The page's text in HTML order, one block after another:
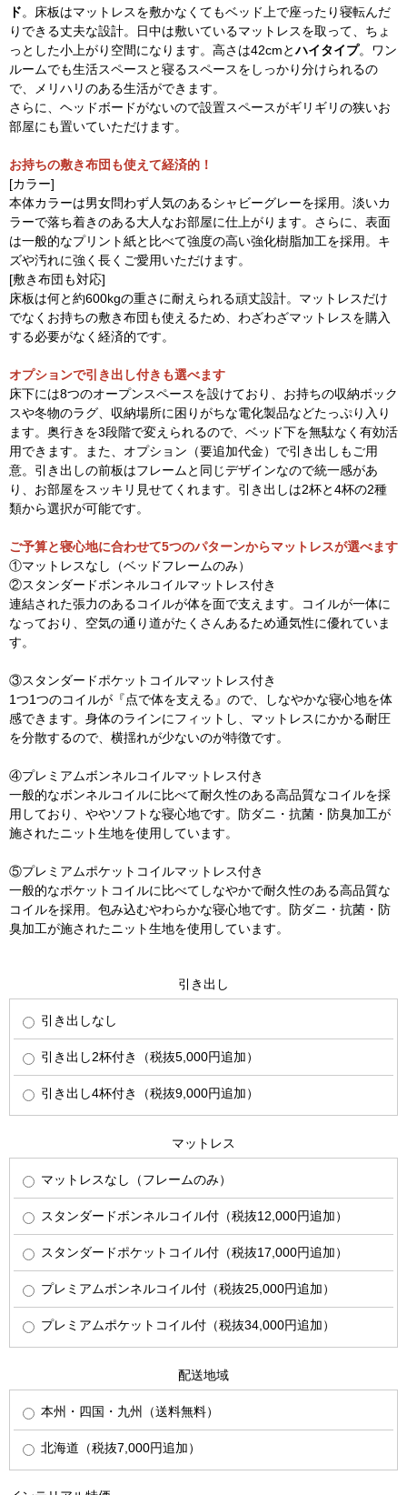
ド。床板はマットレスを敷かなくてもベッド上で座ったり寝転んだ
りできる丈夫な設計。日中は敷いているマットレスを取って、ちょ
っとした小上がり空間になります。高さは42cmとハイタイプ。ワン
ルームでも生活スペースと寝るスペースをしっかり分けられるの
で、メリハリのある生活ができます。
さらに、ヘッドボードがないので設置スペースがギリギリの狭いお
部屋にも置いていただけます。
お持ちの敷き布団も使えて経済的！
[カラー]
本体カラーは男女問わず人気のあるシャビーグレーを採用。淡いカ
ラーで落ち着きのある大人なお部屋に仕上がります。さらに、表面
は一般的なプリント紙と比べて強度の高い強化樹脂加工を採用。キ
ズや汚れに強く長くご愛用いただけます。
[敷き布団も対応]
床板は何と約600kgの重さに耐えられる頑丈設計。マットレスだけ
でなくお持ちの敷き布団も使えるため、わざわざマットレスを購入
する必要がなく経済的です。
オプションで引き出し付きも選べます
床下には8つのオープンスペースを設けており、お持ちの収納ボック
スや冬物のラグ、収納場所に困りがちな電化製品などたっぷり入り
ます。奥行きを3段階で変えられるので、ベッド下を無駄なく有効活
用できます。また、オプション（要追加代金）で引き出しもご用
意。引き出しの前板はフレームと同じデザインなので統一感があ
り、お部屋をスッキリ見せてくれます。引き出しは2杯と4杯の2種
類から選択が可能です。
ご予算と寝心地に合わせて5つのパターンからマットレスが選べます
①マットレスなし（ベッドフレームのみ）
②スタンダードボンネルコイルマットレス付き
連結された張力のあるコイルが体を面で支えます。コイルが一体に
なっており、空気の通り道がたくさんあるため通気性に優れていま
す。
③スタンダードポケットコイルマットレス付き
1つ1つのコイルが『点で体を支える』ので、しなやかな寝心地を体
感できます。身体のラインにフィットし、マットレスにかかる耐圧
を分散するので、横揺れが少ないのが特徴です。
④プレミアムボンネルコイルマットレス付き
一般的なボンネルコイルに比べて耐久性のある高品質なコイルを採
用しており、ややソフトな寝心地です。防ダニ・抗菌・防臭加工が
施されたニット生地を使用しています。
⑤プレミアムポケットコイルマットレス付き
一般的なポケットコイルに比べてしなやかで耐久性のある高品質な
コイルを採用。包み込むやわらかな寝心地です。防ダニ・抗菌・防
臭加工が施されたニット生地を使用しています。
引き出し
引き出しなし
引き出し2杯付き（税抜5,000円追加）
引き出し4杯付き（税抜9,000円追加）
マットレス
マットレスなし（フレームのみ）
スタンダードボンネルコイル付（税抜12,000円追加）
スタンダードポケットコイル付（税抜17,000円追加）
プレミアムボンネルコイル付（税抜25,000円追加）
プレミアムポケットコイル付（税抜34,000円追加）
配送地域
本州・四国・九州（送料無料）
北海道（税抜7,000円追加）